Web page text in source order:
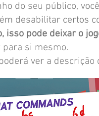
do seu público,
desabilitar certos
isso pode deixar o
si mesmo.
ver a descrição